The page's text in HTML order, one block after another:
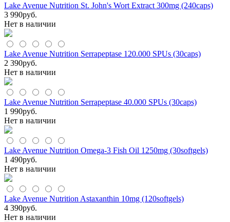
Lake Avenue Nutrition St. John's Wort Extract 300mg (240caps)
3 990руб.
Нет в наличии
Lake Avenue Nutrition Serrapeptase 120.000 SPUs (30caps)
2 390руб.
Нет в наличии
Lake Avenue Nutrition Serrapeptase 40.000 SPUs (30caps)
1 990руб.
Нет в наличии
Lake Avenue Nutrition Omega-3 Fish Oil 1250mg (30softgels)
1 490руб.
Нет в наличии
Lake Avenue Nutrition Astaxanthin 10mg (120softgels)
4 390руб.
Нет в наличии